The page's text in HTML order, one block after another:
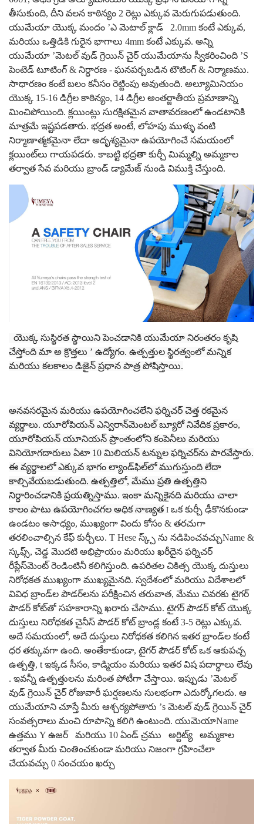
తీసుకుంది, దీని వలన కాఠిన్యం 2 రెట్లు ఎక్కువ మెరుగుపడుతుంది.
యుమేయా యొక్క మందం ’ఎ మెటాల్ క్లాడ్
2.0mm కంటే ఎక్కువ,
మరియు ఒత్తిడికి గురైన భాగాలు 4mm కంటే ఎక్కువ. అన్ని
యుమేయా ’మెటల్ వుడ్ గ్రెయిన్ చైర్ యుమేయాను స్వీకరించింది ’S
పెంటెడ్ టూటింగ్ & నిర్ధారణ - ఘనపర్చబడిన టౌటింగ్ & నిర్మాణము.
సాధారణం కంటే బలం కనీసం రెట్టింపు అవుతుంది. అల్యూమినియం
యొక్క 15-16 డిగ్రీల కాఠిన్యం, 14 డిగ్రీల అంతర్జాతీయ ప్రమాణాన్ని
మించిపోయింది. క్లయింట్లు సురక్షితమైన వాతావరణంలో ఉండటానికి
మాత్రమే ఇష్టపడతారు. భద్రత అంటే, లోహపు ముళ్ళు వంటి
నిర్మాణాత్మకమైనా లేదా అదృశ్యమైనా ఉపయోగించే సమయంలో
క్లయింట్‌లు గాయపడరు. కాబట్టి భద్రతా కుర్చీ మిమ్మల్ని అమ్మకాల
తర్వాత సేవ మరియు బ్రాండ్ డ్యామేజ్ నుండి విముక్తి చేస్తుంది.
యొక్క సుస్థిరత స్థాయిని పెంచడానికి యుమేయా నిరంతరం కృషి
చేస్తోంది మా అ క్రొత్తలు ’ ఉద్యోగం. ఉత్పత్తుల స్థిరత్వంలో మన్నిక
మరియు కలకాలం డిజైన్ ప్రధాన పాత్ర పోషిస్తాయి.
అనవసరమైన మరియు ఉపయోగించలేని ఫర్నిచర్ చెత్త రకమైన
వ్యర్థాలు. యూరోపియన్ ఎన్విరాన్‌మెంటల్ బ్యూరో నివేదిక ప్రకారం,
యూరోపియన్ యూనియన్ ప్రాంతంలోని కంపెనీలు మరియు
వినియోగదారులు ఏటా 10 మిలియన్ టన్నుల ఫర్నిచర్‌ను పారవేస్తారు.
ఈ వ్యర్థాలలో ఎక్కువ భాగం ల్యాండ్‌ఫిల్‌లో ముగుస్తుంది లేదా
కాల్చివేయబడుతుంది. ఉత్పత్తిలో, మేము ప్రతి ఉత్పత్తిని
నిర్ధారించడానికి ప్రయత్నిస్తాము. ఇంకా మన్నికైనది మరియు చాలా
కాలం పాటు ఉపయోగించగల అధిక నాణ్యత I ఒక కుర్చీ ఢీకొనకుండా
ఉండటం అసాధ్యం, ముఖ్యంగా విందు కోసం & తరచుగా
తరలించాల్సిన కేఫ్ కుర్చీలు. T Hese స్క్చ్ ను నడిపించవచ్చుName &
స్కఫ్స్, చెడ్డ మొదటి అభిప్రాయం మరియు ఖరీదైన ఫర్నిచర్
రీప్లేస్‌మెంట్ రెండింటినీ కలిగిస్తుంది. ఉపరితల చికిత్స యొక్క దుస్తులు
నిరోధకత ముఖ్యంగా ముఖ్యమైనది. స్వదేశంలో మరియు విదేశాలలో
వివిధ బ్రాండ్‌ల పౌడర్‌లను పరీక్షించిన తరువాత, మేము చివరకు టైగర్
పౌడర్ కోట్‌తో సహకారాన్ని ఖరారు చేసాము. టైగర్ పౌడర్ కోట్ యొక్క
దుస్తులు నిరోధకత చైనీస్ పౌడర్ కోట్ బ్రాండ్ల కంటే 3-5 రెట్లు ఎక్కువ.
అదే సమయంలో, అదే దుస్తులు నిరోధకత కలిగిన ఇతర బ్రాండ్‌ల కంటే
ధర తక్కువగా ఉంది. అంతేకాకుండా, టైగర్ పౌడర్ కోట్ ఒక ఆకుపచ్చ
ఉత్పత్తి, t ఇక్కడ సీసం, కాడ్మియం మరియు ఇతర విష పదార్థాలు లేవు
. ఇవన్నీ ఉత్పత్తులను మరింత పోటీగా చేస్తాయి. ఇప్పుడు ’మెటల్
వుడ్ గ్రెయిన్ చైర్ రోజువారీ ఘర్షణలను సులభంగా ఎదుర్కోగలదు. ఆ
యుమేయాని చూస్తే మీరు ఆశ్చర్యపోతారు ’s మెటల్ వుడ్ గ్రెయిన్ చైర్
సంవత్సరాలు మంచి రూపాన్ని కలిగి ఉంటుంది. యుమెయాName
ఉత్తము Y ఉజర్ మరియు 10 ఏండ్ చ్రము అర్టిట్య్
అమ్మకాల
తర్వాత మీరు చింతించకుండా మరియు నిజంగా గ్రహించేలా
చేయవచ్చు 0 సంచయం ఖర్చు